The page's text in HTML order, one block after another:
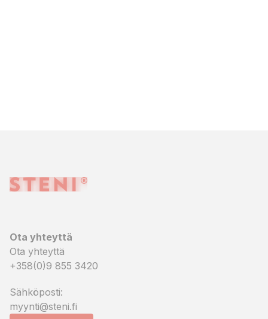
Ota yhteyttä
Ota yhteyttä
+358(0)9 855 3420
Sähköposti:
myynti@steni.fi